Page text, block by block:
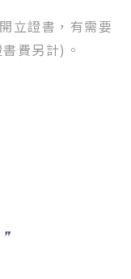
立證書，有需要
費另計) 。